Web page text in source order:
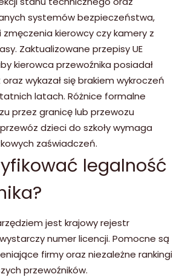
systemów bezpieczeństwa,
zmęczenia kierowcy czy kamery z
Zaktualizowane przepisy UE
kierowca przewoźnika posiadał
wykazał się brakiem wykroczeń
latach. Różnice formalne
przez granicę lub przewozu
dzieci do szkoły wymaga
zaświadczeń.
legalność
jest krajowy rejestr
numer licencji. Pomocne są
firmy oraz niezależne rankingi
przewoźników.